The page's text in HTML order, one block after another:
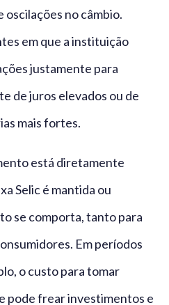
oscilações no câmbio.
em que a instituição
justamente para
de juros elevados ou de
mais fortes.
está diretamente
Selic é mantida ou
se comporta, tanto para
Em períodos
o custo para tomar
pode frear investimentos e